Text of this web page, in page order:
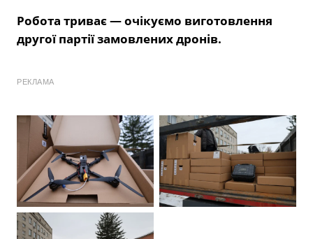
Робота триває — очікуємо виготовлення
другої партії замовлених дронів.
РЕКЛАМА